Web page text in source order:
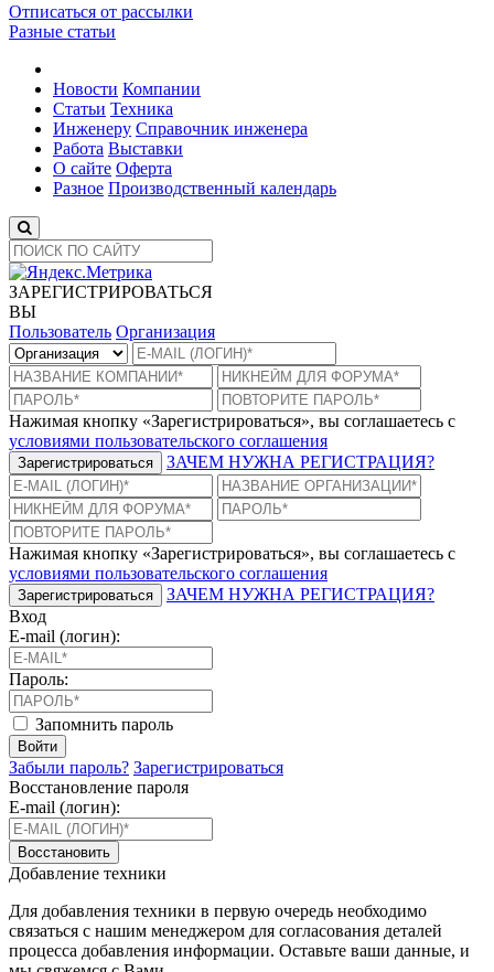
Отписаться от рассылки
Разные статьи
Новости Компании
Статьи Техника
Инженеру Справочник инженера
Работа Выставки
О сайте Оферта
Разное Производственный календарь
ЗАРЕГИСТРИРОВАТЬСЯ
ВЫ
Пользователь Организация
Нажимая кнопку «Зарегистрироваться», вы соглашаетесь с
условиями пользовательского соглашения
Зарегистрироваться ЗАЧЕМ НУЖНА РЕГИСТРАЦИЯ?
Нажимая кнопку «Зарегистрироваться», вы соглашаетесь с
условиями пользовательского соглашения
Зарегистрироваться
ЗАЧЕМ НУЖНА РЕГИСТРАЦИЯ?
Вход
E-mail (логин):
Пароль:
Запомнить пароль
Войти
Забыли пароль? Зарегистрироваться
Восстановление пароля
E-mail (логин):
Восстановить
Добавление техники
Для добавления техники в первую очередь необходимо
связаться с нашим менеджером для согласования деталей
процесса добавления информации. Оставьте ваши данные, и